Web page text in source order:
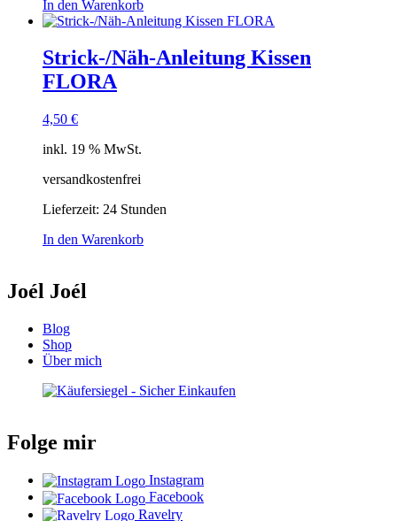
In den Warenkorb
Strick-/Näh-Anleitung Kissen
FLORA
4,50 €
inkl. 19 % MwSt.
versandkostenfrei
Lieferzeit: 24 Stunden
In den Warenkorb
Joél Joél
Blog
Shop
Über mich
Folge mir
Instagram
Facebook
Ravelry